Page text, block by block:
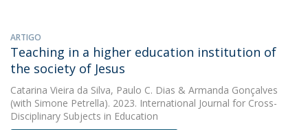
ARTIGO
Teaching in a higher education institution of
the society of Jesus
Catarina Vieira da Silva, Paulo C. Dias & Armanda Gonçalves
(with Simone Petrella). 2023. International Journal for Cross-
Disciplinary Subjects in Education